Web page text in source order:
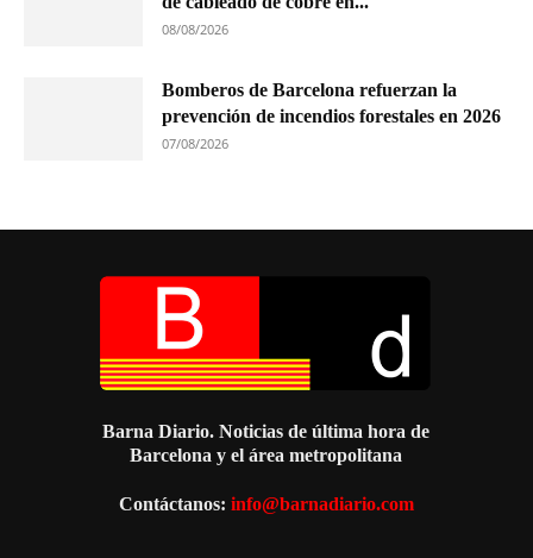
08/08/2026
Bomberos de Barcelona refuerzan la
prevención de incendios forestales en 2026
07/08/2026
Barna Diario. Noticias de última hora de
Barcelona y el área metropolitana
Contáctanos: info@barnadiario.com